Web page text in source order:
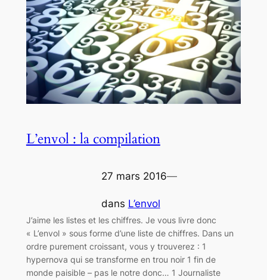
L’envol : la compilation
27 mars 2016—
dans L’envol
J’aime les listes et les chiffres. Je vous livre donc
« L’envol » sous forme d’une liste de chiffres. Dans un
ordre purement croissant, vous y trouverez : 1
hypernova qui se transforme en trou noir 1 fin de
monde paisible – pas le notre donc… 1 Journaliste